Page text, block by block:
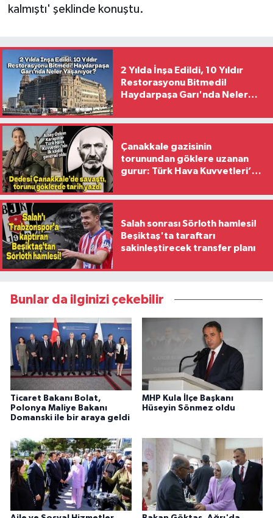
kalmıştı' şeklinde konuştu.
2 Yılda İnşa Edildi, 10 Yıldır
Restorasyonu Bitmedi!
Haydarpaşa Garı'nda Neler
Çanakkale gazisinin
torunundan göklere uzanan
gurur: Türk Hava Kuvvetleri’nin
Salah sonrası Sörloth hamlesi!
Beşiktaş'ta taraftarı
sakinleştirecek transfer planı
Bunlar da ilginizi çekebilir
Ticaret Bakanı Bolat,
Polonya Maliye Bakanı
Domanski ile bir araya geldi
MHP Kula İlçe Başkanı
Hüseyin Sönmez oldu